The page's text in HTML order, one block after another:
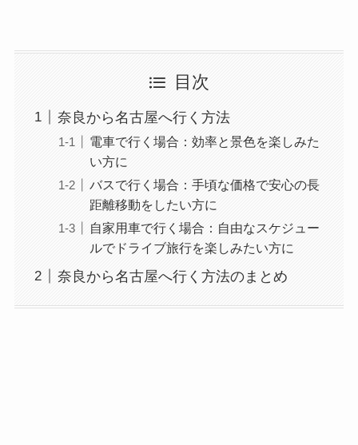
目次
奈良から名古屋へ行く方法
電車で行く場合：効率と景色を楽しみた
い方に
バスで行く場合：手頃な価格で安心の長
距離移動をしたい方に
自家用車で行く場合：自由なスケジュー
ルでドライブ旅行を楽しみたい方に
奈良から名古屋へ行く方法のまとめ